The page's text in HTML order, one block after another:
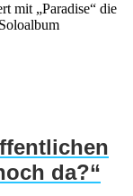
mit „Paradise“ die
da?“